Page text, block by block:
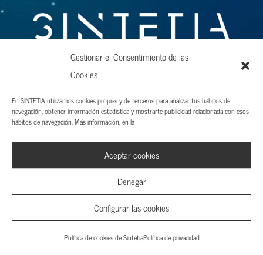
Gestionar el Consentimiento de las
Cookies
En SINTETIA utilizamos cookies propias y de terceros para analizar tus hábitos de
navegación, obtener información estadística y mostrarte publicidad relacionada con esos
hábitos de navegación. Más información, en la
Aceptar cookies
Denegar
Configurar las cookies
Política de cookies de SintetiaPolítica de privacidad
Sobre nosotros
Autores
Publicidad
Contacto
Entrevistas
Finanzas
Economia